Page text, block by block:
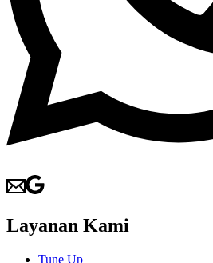
Layanan Kami
Tune Up